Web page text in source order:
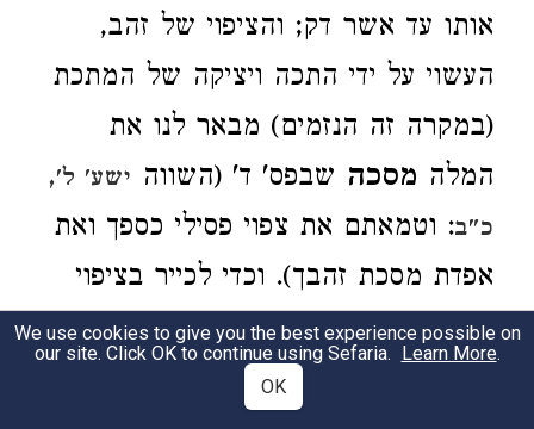
אותו עד אשר דק; והציפוי של זהב,
העשוי על ידי התכה ויציקה של המתכת
(במקרה זה הנזמים) מבאר לנו את
המלה מסכה שבפס' ד' (השווה ישע' ל',
כ"ב: וטמאתם את צפוי פסילי כספך ואת
אפדת מסכת זהבך). וכדי לכייר בציפוי
של זהב את הפרטים הדקים ביותר, כגון
העינים והשער וכאלה, צריכה היתה
We use cookies to give you the best experience possible on
our site. Click OK to continue using Sefaria. Learn More.
OK